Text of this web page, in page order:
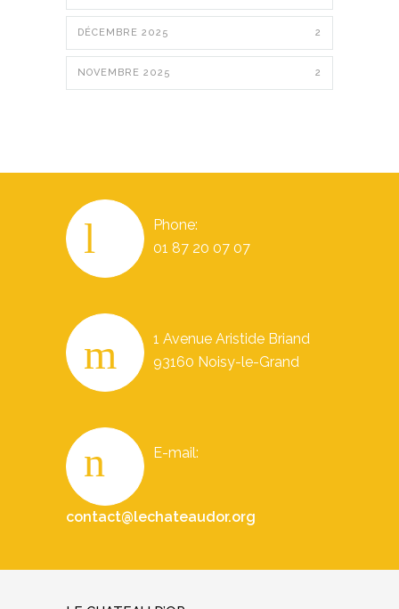
DÉCEMBRE 2025 2
NOVEMBRE 2025 2
Phone:
01 87 20 07 07
1 Avenue Aristide Briand
93160 Noisy-le-Grand
E-mail:
contact@lechateaudor.org